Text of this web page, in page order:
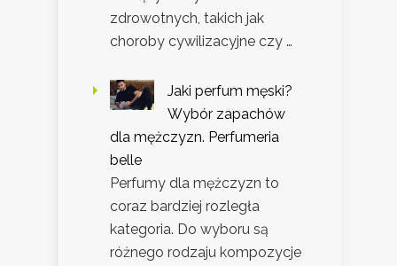
zdrowotnych, takich jak
choroby cywilizacyjne czy …
Jaki perfum męski?
Wybór zapachów
dla mężczyzn. Perfumeria
belle
Perfumy dla mężczyzn to
coraz bardziej rozległa
kategoria. Do wyboru są
różnego rodzaju kompozycje